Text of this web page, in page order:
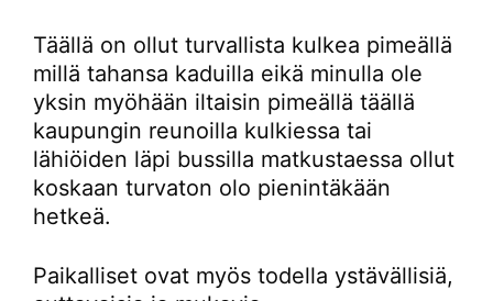
Täällä on ollut turvallista kulkea pimeällä
millä tahansa kaduilla eikä minulla ole
yksin myöhään iltaisin pimeällä täällä
kaupungin reunoilla kulkiessa tai
lähiöiden läpi bussilla matkustaessa ollut
koskaan turvaton olo pienintäkään
hetkeä.
Paikalliset ovat myös todella ystävällisiä,